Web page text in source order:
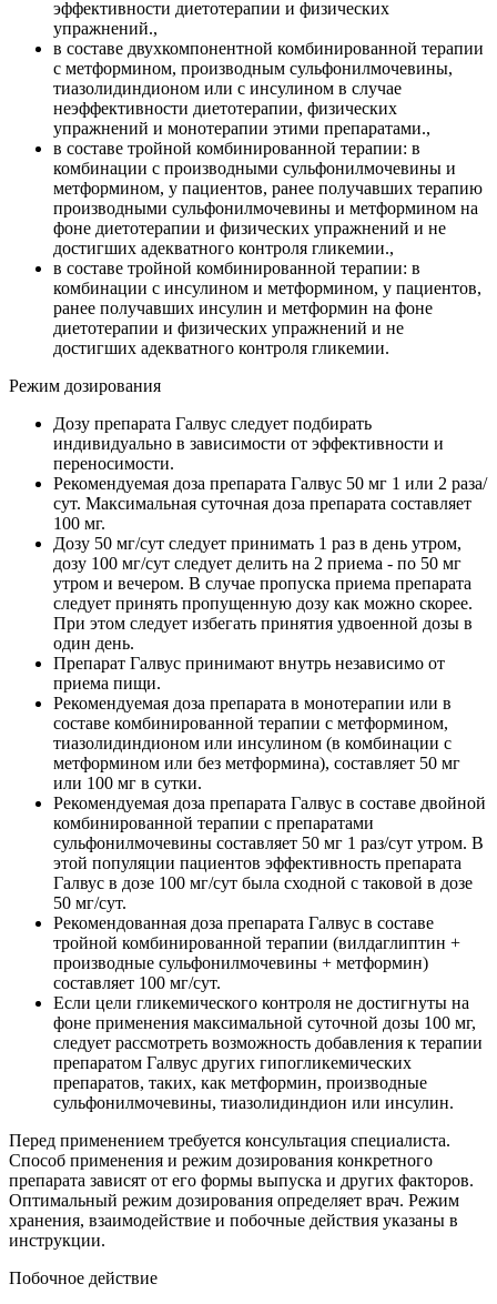
эффективности диетотерапии и физических
упражнений.,
в составе двухкомпонентной комбинированной терапии
с метформином, производным сульфонилмочевины,
тиазолидиндионом или с инсулином в случае
неэффективности диетотерапии, физических
упражнений и монотерапии этими препаратами.,
в составе тройной комбинированной терапии: в
комбинации с производными сульфонилмочевины и
метформином, у пациентов, ранее получавших терапию
производными сульфонилмочевины и метформином на
фоне диетотерапии и физических упражнений и не
достигших адекватного контроля гликемии.,
в составе тройной комбинированной терапии: в
комбинации с инсулином и метформином, у пациентов,
ранее получавших инсулин и метформин на фоне
диетотерапии и физических упражнений и не
достигших адекватного контроля гликемии.
Режим дозирования
Дозу препарата Галвус следует подбирать
индивидуально в зависимости от эффективности и
переносимости.
Рекомендуемая доза препарата Галвус 50 мг 1 или 2 раза/
сут. Максимальная суточная доза препарата составляет
100 мг.
Дозу 50 мг/сут следует принимать 1 раз в день утром,
дозу 100 мг/сут следует делить на 2 приема - по 50 мг
утром и вечером. В случае пропуска приема препарата
следует принять пропущенную дозу как можно скорее.
При этом следует избегать принятия удвоенной дозы в
один день.
Препарат Галвус принимают внутрь независимо от
приема пищи.
Рекомендуемая доза препарата в монотерапии или в
составе комбинированной терапии с метформином,
тиазолидиндионом или инсулином (в комбинации с
метформином или без метформина), составляет 50 мг
или 100 мг в сутки.
Рекомендуемая доза препарата Галвус в составе двойной
комбинированной терапии с препаратами
сульфонилмочевины составляет 50 мг 1 раз/сут утром. В
этой популяции пациентов эффективность препарата
Галвус в дозе 100 мг/сут была сходной с таковой в дозе
50 мг/сут.
Рекомендованная доза препарата Галвус в составе
тройной комбинированной терапии (вилдаглиптин +
производные сульфонилмочевины + метформин)
составляет 100 мг/сут.
Если цели гликемического контроля не достигнуты на
фоне применения максимальной суточной дозы 100 мг,
следует рассмотреть возможность добавления к терапии
препаратом Галвус других гипогликемических
препаратов, таких, как метформин, производные
сульфонилмочевины, тиазолидиндион или инсулин.
Перед применением требуется консультация специалиста.
Способ применения и режим дозирования конкретного
препарата зависят от его формы выпуска и других факторов.
Оптимальный режим дозирования определяет врач. Режим
хранения, взаимодействие и побочные действия указаны в
инструкции.
Побочное действие